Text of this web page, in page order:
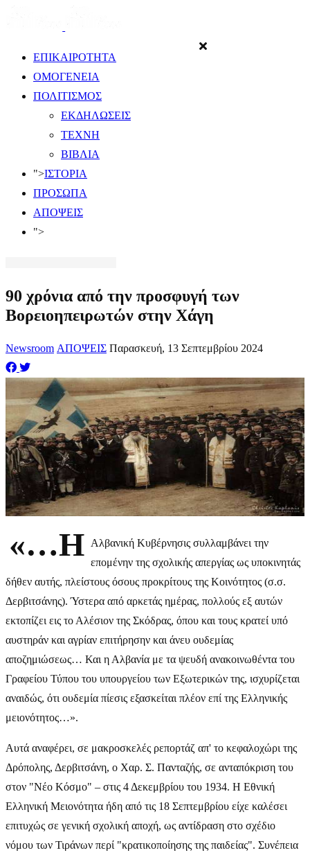
ΕΠΙΚΑΙΡΟΤΗΤΑ
ΟΜΟΓΕΝΕΙΑ
ΠΟΛΙΤΙΣΜΟΣ
ΕΚΔΗΛΩΣΕΙΣ
ΤΕΧΝΗ
ΒΙΒΛΙΑ
">ΙΣΤΟΡΙΑ
ΠΡΟΣΩΠΑ
ΑΠΟΨΕΙΣ
">
90 χρόνια από την προσφυγή των
Βορειοηπειρωτών στην Χάγη
Newsroom ΑΠΟΨΕΙΣ Παρασκευή, 13 Σεπτεμβρίου 2024
«…Η
Αλβανική Κυβέρνησις συλλαμβάνει την
επομένην της σχολικής απεργίας ως υποκινητάς
δήθεν αυτής, πλείστους όσους προκρίτους της Κοινότητος (σ.σ.
Δερβιτσάνης). Ύστερα από αρκετάς ημέρας, πολλούς εξ αυτών
εκτοπίζει εις το Αλέσιον της Σκόδρας, όπου και τους κρατεί υπό
αυστηράν και αγρίαν επιτήρησην και άνευ ουδεμίας
αποζημιώσεως… Και η Αλβανία με τα ψευδή ανακοινωθέντα του
Γραφείου Τύπου του υπουργείου των Εξωτερικών της, ισχυρίζεται
αναιδώς, ότι ουδεμία πίεσις εξασκείται πλέον επί της Ελληνικής
μειονότητος…».
Αυτά αναφέρει, σε μακροσκελές ρεπορτάζ απ' το κεφαλοχώρι της
Δρόπολης, Δερβιτσάνη, ο Χαρ. Σ. Πανταζής, σε ανταπόκριση του
στον "Νέο Κόσμο" – στις 4 Δεκεμβρίου του 1934. Η Εθνική
Ελληνική Μειονότητα ήδη από τις 18 Σεπτεμβρίου είχε καλέσει
επιτυχώς σε γενική σχολική αποχή, ως αντίδραση στο σχέδιο
νόμου των Τιράνων περί "κρατικοποίησης της παιδείας". Συνέπεια